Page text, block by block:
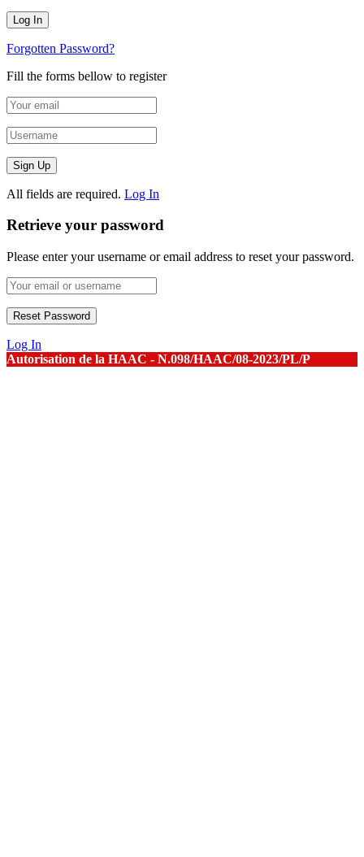
Forgotten Password?
Fill the forms bellow to register
All fields are required. Log In
Retrieve your password
Please enter your username or email address to reset your password.
Log In
Autorisation de la HAAC - N.098/HAAC/08-2023/PL/P